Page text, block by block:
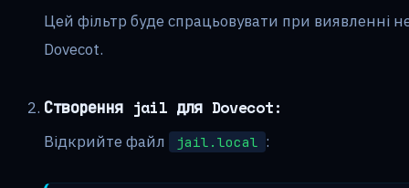
Цей фільтр буде спрацьовувати при виявленні
Dovecot.
Створення jail для Dovecot:
Відкрийте файл jail.local :